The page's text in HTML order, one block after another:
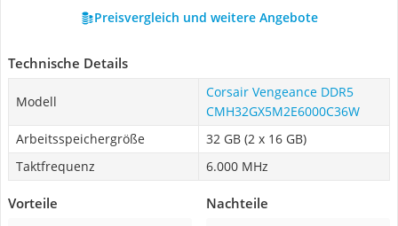
Preisvergleich und weitere Angebote
Technische Details
Modell
Corsair Vengeance DDR5
CMH32GX5M2E6000C36W
Arbeitsspeichergröße
32 GB (2 x 16 GB)
Taktfrequenz
6.000 MHz
Vorteile Nachteile